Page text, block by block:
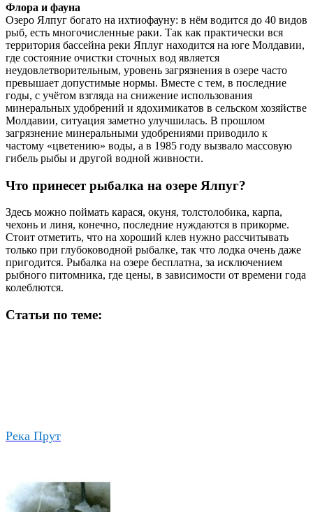
Флора и фауна
Озеро Ялпуг богато на ихтиофауну: в нём водится до 40 видов
рыб, есть многочисленные раки. Так как практически вся
территория бассейна реки Яплуг находится на юге Молдавии,
где состояние очистки сточных вод является
неудовлетворительным, уровень загрязнения в озере часто
превышает допустимые нормы. Вместе с тем, в последние
годы, с учётом взгляда на снижение использования
минеральных удобрений и ядохимикатов в сельском хозяйстве
Молдавии, ситуация заметно улучшилась. В прошлом
загрязнение минеральными удобрениями приводило к
частому «цветению» воды, а в 1985 году вызвало массовую
гибель рыбы и другой водной живности.
Что принесет рыбалка на озере Ялпуг?
Здесь можно поймать карася, окуня, толстолобика, карпа,
чехонь и линя, конечно, последние нуждаются в прикорме.
Стоит отметить, что на хороший клев нужно рассчитывать
только при глубоководной рыбалке, так что лодка очень даже
пригодится. Рыбалка на озере бесплатна, за исключением
рыбного питомника, где цены, в зависимости от времени года
колеблются.
Статьи по теме:
Река Прут